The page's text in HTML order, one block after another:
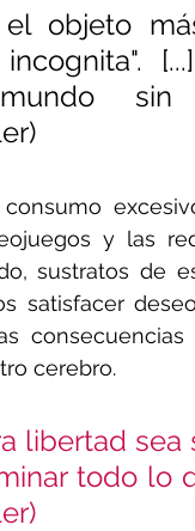
objeto
sin
y las
sustratos de
satisfacer
cerebro.
libertad
todo lo